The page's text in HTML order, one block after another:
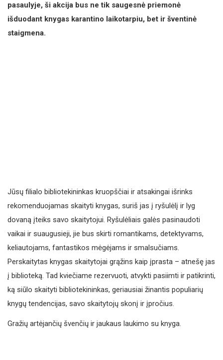
pasaulyje, ši akcija bus ne tik saugesnė priemonė
išduodant knygas karantino laikotarpiu, bet ir šventinė
staigmena.
Jūsų filialo bibliotekininkas kruopščiai ir atsakingai išrinks
rekomenduojamas skaityti knygas, suriš jas į ryšulėlį ir lyg
dovaną įteiks savo skaitytojui. Ryšulėliais galės pasinaudoti
vaikai ir suaugusieji, jie bus skirti romantikams, detektyvams,
keliautojams, fantastikos mėgėjams ir smalsučiams.
Perskaitytas knygas skaitytojai grąžins kaip įprasta – atnešę jas
į biblioteką. Tad kviečiame rezervuoti, atvykti pasiimti ir patikrinti,
ką siūlo skaityti bibliotekininkas, geriausiai žinantis populiarių
knygų tendencijas, savo skaitytojų skonį ir įpročius.
Gražių artėjančių švenčių ir jaukaus laukimo su knyga.